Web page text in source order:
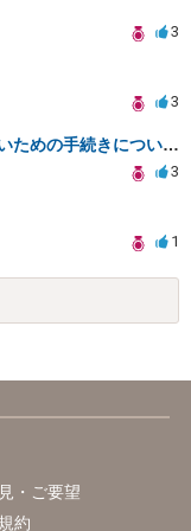
3
3
書類送検後の対応と家族に知られないための手続きについて相談
3
1
・ご要望
約